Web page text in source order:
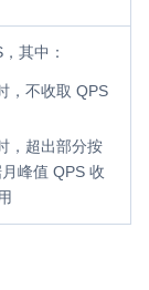
其中：
，不收取 QPS
，超出部分按
峰值 QPS 收